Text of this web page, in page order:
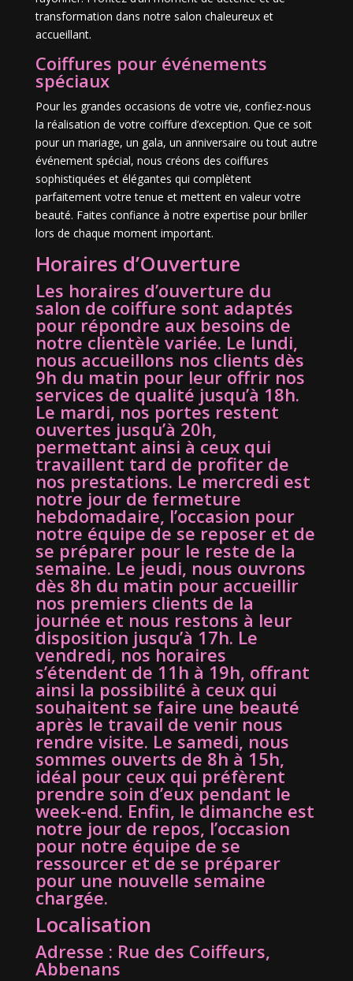
transformation dans notre salon chaleureux et
accueillant.
Coiffures pour événements
spéciaux
Pour les grandes occasions de votre vie, confiez-nous
la réalisation de votre coiffure d’exception. Que ce soit
pour un mariage, un gala, un anniversaire ou tout autre
événement spécial, nous créons des coiffures
sophistiquées et élégantes qui complètent
parfaitement votre tenue et mettent en valeur votre
beauté. Faites confiance à notre expertise pour briller
lors de chaque moment important.
Horaires d’Ouverture
Les horaires d’ouverture du
salon de coiffure sont adaptés
pour répondre aux besoins de
notre clientèle variée. Le lundi,
nous accueillons nos clients dès
9h du matin pour leur offrir nos
services de qualité jusqu’à 18h.
Le mardi, nos portes restent
ouvertes jusqu’à 20h,
permettant ainsi à ceux qui
travaillent tard de profiter de
nos prestations. Le mercredi est
notre jour de fermeture
hebdomadaire, l’occasion pour
notre équipe de se reposer et de
se préparer pour le reste de la
semaine. Le jeudi, nous ouvrons
dès 8h du matin pour accueillir
nos premiers clients de la
journée et nous restons à leur
disposition jusqu’à 17h. Le
vendredi, nos horaires
s’étendent de 11h à 19h, offrant
ainsi la possibilité à ceux qui
souhaitent se faire une beauté
après le travail de venir nous
rendre visite. Le samedi, nous
sommes ouverts de 8h à 15h,
idéal pour ceux qui préfèrent
prendre soin d’eux pendant le
week-end. Enfin, le dimanche est
notre jour de repos, l’occasion
pour notre équipe de se
ressourcer et de se préparer
pour une nouvelle semaine
chargée.
Localisation
Adresse : Rue des Coiffeurs,
Abbenans